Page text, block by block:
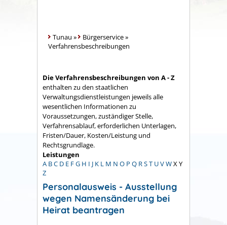
Tunau » Bürgerservice»
Verfahrensbeschreibungen
Die Verfahrensbeschreibungen von A - Z
enthalten zu den staatlichen
Verwaltungsdienstleistungen jeweils alle
wesentlichen Informationen zu
Voraussetzungen, zuständiger Stelle,
Verfahrensablauf, erforderlichen Unterlagen,
Fristen/Dauer, Kosten/Leistung und
Rechtsgrundlage.
Leistungen
A BC D E FG H I J K L M N O P Q RST UVWX Y
Z
Personalausweis - Ausstellung
wegen Namensänderung bei
Heirat beantragen